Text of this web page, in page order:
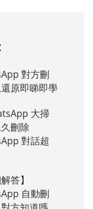
對方刪
原即睇即學
大掃
刪除
對話超
答】
自動刪